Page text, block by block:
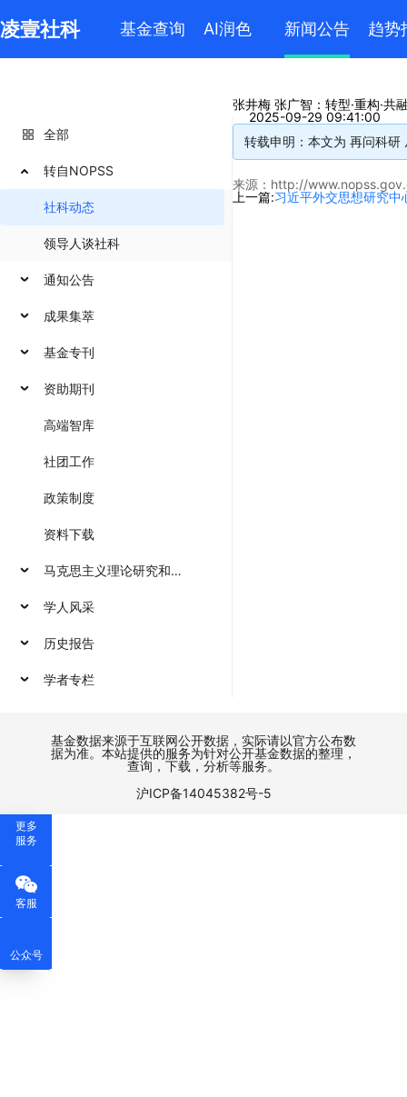
凌壹社科 基金查询 AI润色 新闻公告 趋势
全部
转自NOPSS
社科动态
领导人谈社科
通知公告
成果集萃
基金专刊
资助期刊
高端智库
社团工作
政策制度
资料下载
马克思主义理论研究和建设工程
学人风采
历史报告
学者专栏
张井梅 张广智：转型·重构·共
2025-09-29 09:41:00
转载申明：本文为 再问科研
来源： http://
上一篇:习近平外交思想研究
基金数据来源于互联网公开数据，实际请以官方公布数
据为准。本站提供的服务为针对公开基金数据的整理，
查询，下载，分析等服务。
沪ICP备14045382号-5
更多
服务
客服
公众号